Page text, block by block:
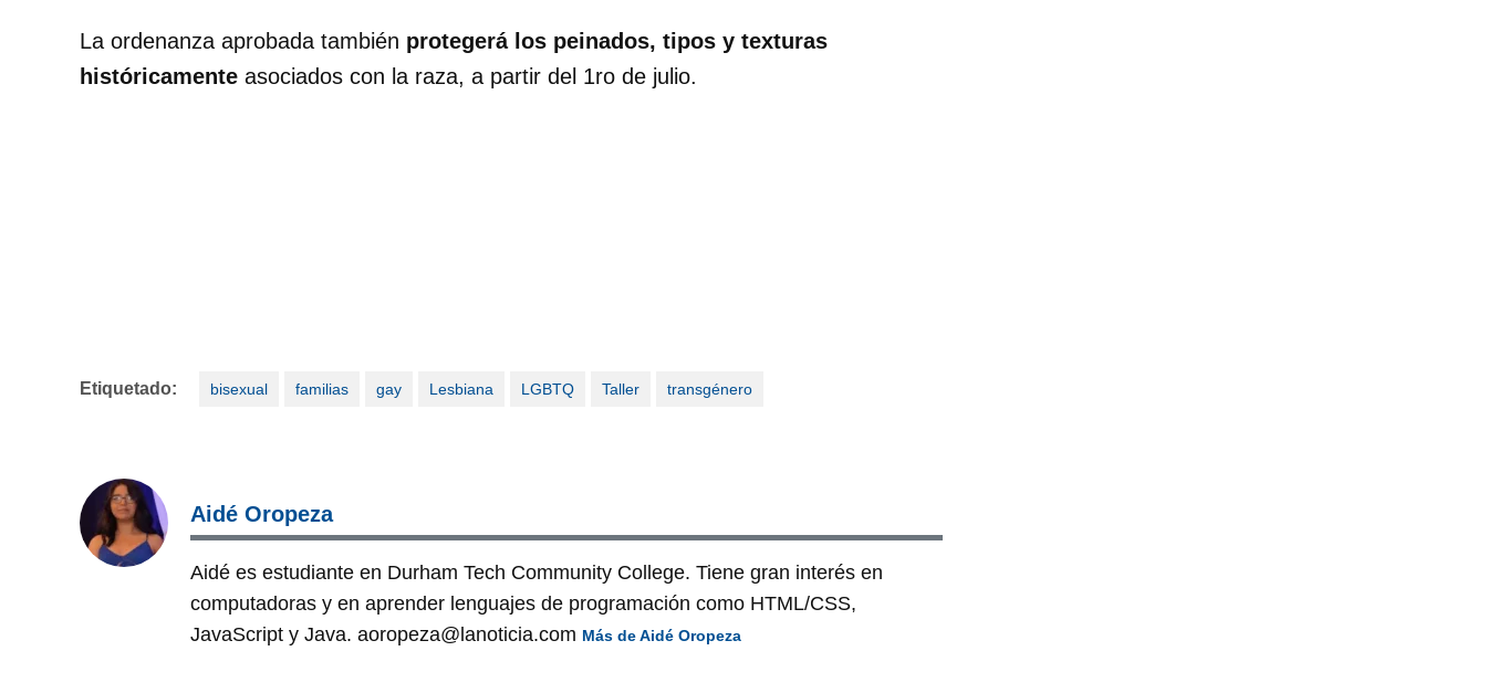
La ordenanza aprobada también protegerá los peinados, tipos y texturas
históricamente asociados con la raza, a partir del 1ro de julio.
Etiquetado: bisexual familias gay Lesbiana LGBTQ Taller transgénero
Aidé Oropeza
Aidé es estudiante en Durham Tech Community College. Tiene gran interés en
computadoras y en aprender lenguajes de programación como HTML/CSS,
JavaScript y Java. aoropeza@lanoticia.com Más de Aidé Oropeza